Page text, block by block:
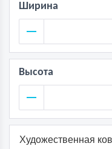
Ширина
Высота
Художественная